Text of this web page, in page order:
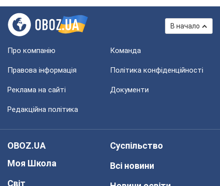
В начало
Про компанію Команда
Правова інформація Політика конфіденційності
Реклама на сайті Документи
Редакційна політика
OBOZ.UA
Моя Школа
Світ
Суспільство
Всі новини